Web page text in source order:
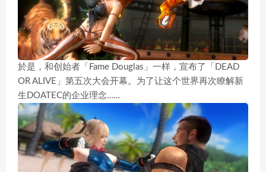
於是，和创始者「Fame Douglas」一样，宣布了「DEAD
OR ALIVE」第五次大会开幕。为了让这个世界再次瞭解新
生DOATEC的企业理念……